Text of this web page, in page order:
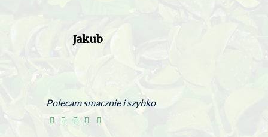
Jakub
Polecam smacznie i szybko